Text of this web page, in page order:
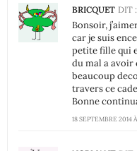
BRICQUET DIT :
18 SEPTEMBRE 2014 À
Bonsoir,
car je suis
petite fille qui
du mal a avoir
beaucoup
travers ce
Bonne